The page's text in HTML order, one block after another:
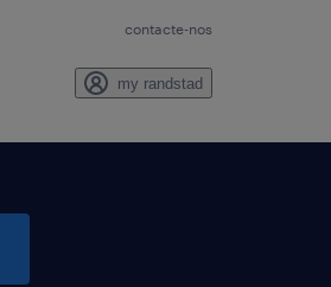
contacte-nos
my randstad